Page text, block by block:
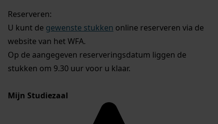
Reserveren:
U kunt de gewenste stukken online reserveren via de
website van het WFA.
Op de aangegeven reserveringsdatum liggen de
stukken om 9.30 uur voor u klaar.
Mijn Studiezaal